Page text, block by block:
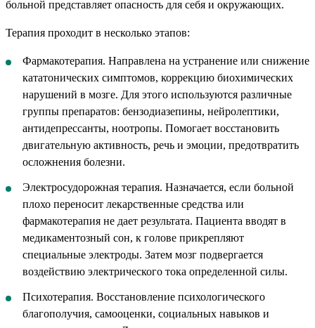
больной представляет опасность для себя и окружающих.
Терапия проходит в несколько этапов:
Фармакотерапия. Направлена на устранение или снижение
кататонических симптомов, коррекцию биохимических
нарушений в мозге. Для этого используются различные
группы препаратов: бензодиазепины, нейролептики,
антидепрессанты, ноотропы. Помогает восстановить
двигательную активность, речь и эмоции, предотвратить
осложнения болезни.
Электросудорожная терапия. Назначается, если больной
плохо переносит лекарственные средства или
фармакотерапия не дает результата. Пациента вводят в
медикаментозный сон, к голове прикрепляют
специальные электроды. Затем мозг подвергается
воздействию электрического тока определенной силы.
Психотерапия. Восстановление психологического
благополучия, самооценки, социальных навыков и